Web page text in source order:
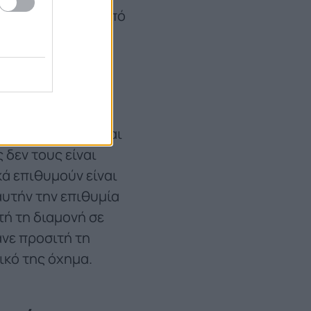
τα πράγματα από
να
από τις πιο
να
ή αυτοκίνητο και
τους είναι
επιθυμούν είναι
την επιθυμία
τη διαμονή σε
προσιτή τη
της όχημα.